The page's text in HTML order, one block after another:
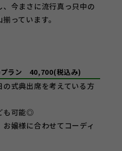
今まさに流行真っ只中の
っています。
ラン 40,700(税込み)
式典出席を考えている方
も可能◎
嬢様に合わせてコーディ